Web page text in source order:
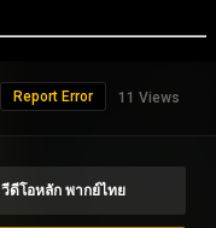
11 Views
Report Error
วีดีโอหลัก พากย์ไทย